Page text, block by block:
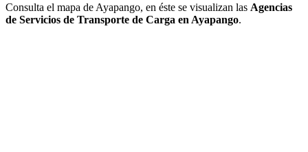
Consulta el mapa de Ayapango, en éste se visualizan las Agencias
de Servicios de Transporte de Carga en Ayapango.